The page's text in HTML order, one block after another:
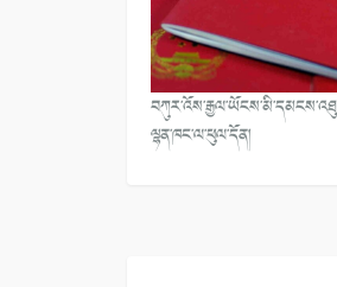
ལྷན་ཁང་ལ་ཕུལ་དོན།